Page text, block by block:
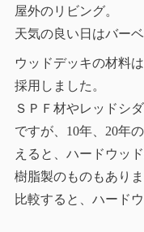
屋外のリビング。
天気の良い日はバー
ウッドデッキの材料
採用しました。
ＳＰＦ材やレッドシ
ですが、10年、20年
えると、ハードウッ
樹脂製のものもあり
比較すると、ハード